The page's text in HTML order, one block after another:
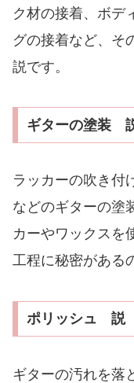
ク材の接着、ボデ
グの接着など、そ
説です。
ギターの塗装
ラッカーの吹き付
などのギターの塗
カーやワックスを
工程に秘密がある
ポリッシュ 説
ギターの汚れを落